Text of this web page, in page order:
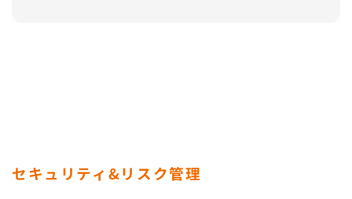
セキュリティ&リスク管理